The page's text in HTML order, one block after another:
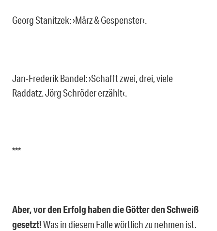
Georg Stanitzek: ›März & Gespenster‹.
Jan-Frederik Bandel: ›Schafft zwei, drei, viele
Raddatz. Jörg Schröder erzählt‹.
***
Aber, vor den Erfolg haben die Götter den Schweiß
gesetzt!Was in diesem Falle wörtlich zu nehmen ist.